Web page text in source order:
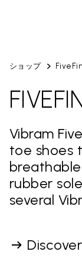
ショップ
Vibram
toe shoes
rubber
several